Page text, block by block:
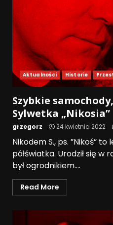
Aktualności Historie
Szybkie
Sylwetka „Nikosia”
grzegorz 24 kwietnia 2022
Nikodem S., ps. ”Nikoś”
półświatka. Urodził się w
był ogrodnikiem....
Read More